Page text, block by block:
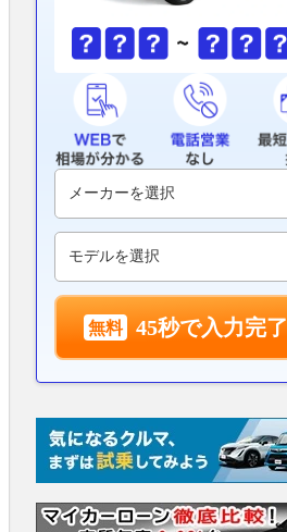
45秒で入力完了